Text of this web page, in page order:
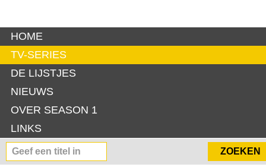
HOME
TV-SERIES
DE LIJSTJES
NIEUWS
OVER SEASON 1
LINKS